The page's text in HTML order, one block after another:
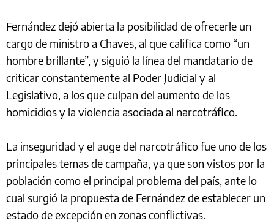
Fernández dejó abierta la posibilidad de ofrecerle un
cargo de ministro a Chaves, al que califica como “un
hombre brillante”, y siguió la línea del mandatario de
criticar constantemente al Poder Judicial y al
Legislativo, a los que culpan del aumento de los
homicidios y la violencia asociada al narcotráfico.
La inseguridad y el auge del narcotráfico fue uno de los
principales temas de campaña, ya que son vistos por la
población como el principal problema del país, ante lo
cual surgió la propuesta de Fernández de establecer un
estado de excepción en zonas conflictivas.